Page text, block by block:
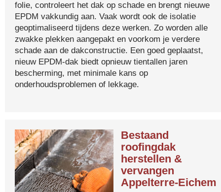
folie, controleert het dak op schade en brengt nieuwe
EPDM vakkundig aan. Vaak wordt ook de isolatie
geoptimaliseerd tijdens deze werken. Zo worden alle
zwakke plekken aangepakt en voorkom je verdere
schade aan de dakconstructie. Een goed geplaatst,
nieuw EPDM-dak biedt opnieuw tientallen jaren
bescherming, met minimale kans op
onderhoudsproblemen of lekkage.
Bestaand
roofingdak
herstellen &
vervangen
Appelterre-Eichem